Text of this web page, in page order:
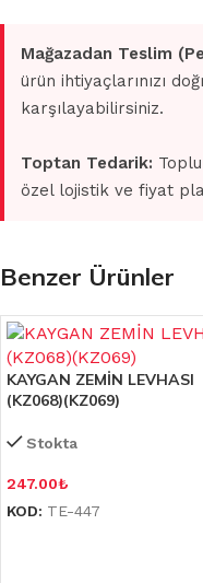
Mağazadan Teslim
ürün ihtiyaçlarınızı
karşılayabilirsiniz.
Toptan Tedarik:
özel lojistik ve fiyat
Benzer Ürünler
KAYGAN ZEMİN LEVHASI
(KZ068)(KZ069)
Stokta
247.00₺
KOD: TE-447